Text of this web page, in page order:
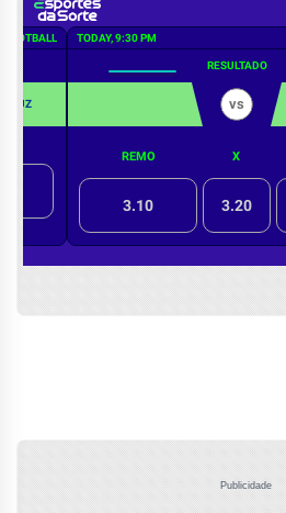
Publicidade